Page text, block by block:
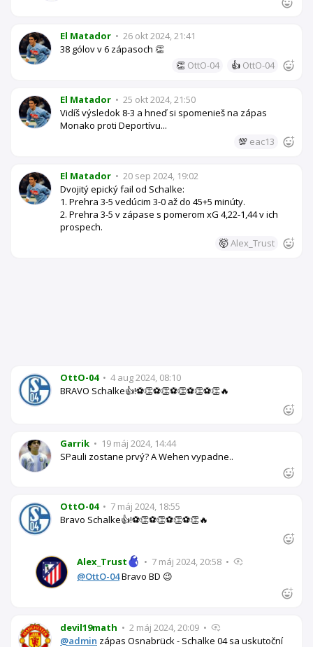
El Matador • 26 okt 2024, 21:41
38 gólov v 6 zápasoch 👏
👏 OttO-04 👍 OttO-04
El Matador • 25 okt 2024, 21:50
Vidíš výsledok 8-3 a hneď si spomenieš na zápas
Monako proti Deportívu...
💯 eac13
El Matador • 20 sep 2024, 19:02
Dvojitý epický fail od Schalke:
1. Prehra 3-5 vedúcim 3-0 až do 45+5 minúty.
2. Prehra 3-5 v zápase s pomerom xG 4,22-1,44 v ich
prospech.
🤯Alex_Trust
OttO-04 • 4 aug 2024, 08:10
BRAVO Schalke👍!⚽👏⚽👏⚽👏⚽👏⚽👏🔥
Garrik • 19 máj 2024, 14:44
SPauli zostane prvý? A Wehen vypadne..
OttO-04 • 7 máj 2024, 18:55
Bravo Schalke👍!⚽👏⚽👏⚽👏⚽👏🔥
Alex_Trust • 7 máj 2024, 20:58 •
@OttO-04Bravo BD 😉
devil19math • 2 máj 2024, 20:09 •
@admin zápas Osnabrück - Schalke 04 sa uskutoční